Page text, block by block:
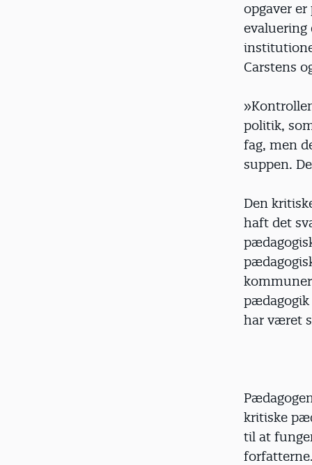
opgaver
Carstens
politik,
fag, men
suppen.
Den
haft det
har været
kritiske
til at
forfatterne.